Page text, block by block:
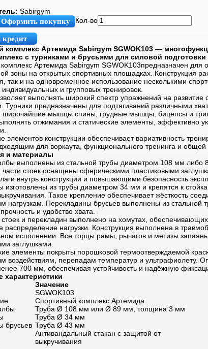
Sabirgym
Кол-во
Оформить покупку
комплекс Артемида Sabirgym SGWOK103 —
с турниками и брусьями для силовой подготовки
Артемида Sabirgym SGWOK103предназначен для
зоны на открытых спортивных площадках. Конструкция
так и на одновременное использование несколькими
и групповых тренировок.
выполнять широкий спектр упражнений на развитие
Турники предназначены для подтягиваний различными
широчайшие мышцы спины, грудные мышцы, бицепсы и
отжимания и статические элементы, эффективно
элементов конструкции обеспечивает вариативность
для воркаута, функционального тренинга и общей
и материалы
выполнены из стальной трубы диаметром 108 мм либо
стоек оснащены сферическими пластиковыми
внутрь конструкции и повышающими безопасность
изготовлены из трубы диаметром 34 мм и крепятся к
Такое крепление обеспечивает жёсткость
нагрузкам. Перекладины брусьев выполнены из
и удобство хвата.
и перекладин выполнено на хомутах,
распределение нагрузки. Конструкция выполнена в
исполнении. Все торцы рамы, рычагов и метизы
заглушками.
элементы покрыты порошковой термоотверждаемой
воздействиям, перепадам температур и ультрафиолету.
700 мм, обеспечивая устойчивость и надёжную
характеристики
Значение
SGWOK103
Спортивный комплекс Артемида
Труба Ø 108 мм или Ø 89 мм, толщина 3 мм
Труба Ø 34 мм
брусьев Труба Ø 43 мм
Антивандальный стакан с защитой от
выкручивания